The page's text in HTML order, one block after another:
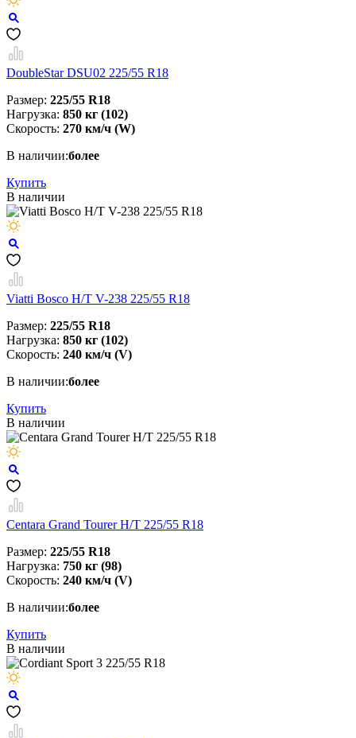
DoubleStar DSU02 225/55 R18
Размер: 225/55 R18
Нагрузка: 850 кг (102)
Скорость: 270 км/ч (W)
В наличии:более
Купить
В наличии
Viatti Bosco H/T V-238 225/55 R18
Размер: 225/55 R18
Нагрузка: 850 кг (102)
Скорость: 240 км/ч (V)
В наличии:более
Купить
В наличии
Centara Grand Tourer H/T 225/55 R18
Размер: 225/55 R18
Нагрузка: 750 кг (98)
Скорость: 240 км/ч (V)
В наличии:более
Купить
В наличии